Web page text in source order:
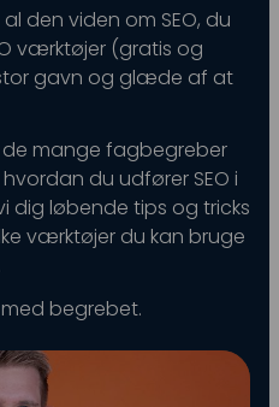
den viden om SEO, du
værktøjer (gratis og
gavn og glæde af at
de mange fagbegreber
du udfører SEO i
dig løbende tips og tricks
værktøjer du kan bruge
begrebet.